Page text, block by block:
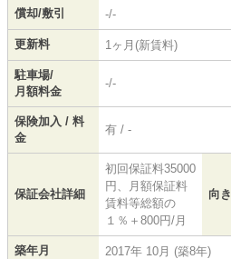
償却/敷引 -/-
更新料 1ヶ月(新賃料)
駐車場/
月額料金
-/-
保険加入 / 料
金
有 / -
保証会社詳細
初回保証料35000
円、月額保証料
賃料等総額の
１％＋800円/月
向き
築年月 2017年 10月 (築8年)